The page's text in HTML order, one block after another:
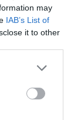
may
IAB’s List of
it to other
2020 con
(41,9 millones
rojos por
de Google
actualidad.